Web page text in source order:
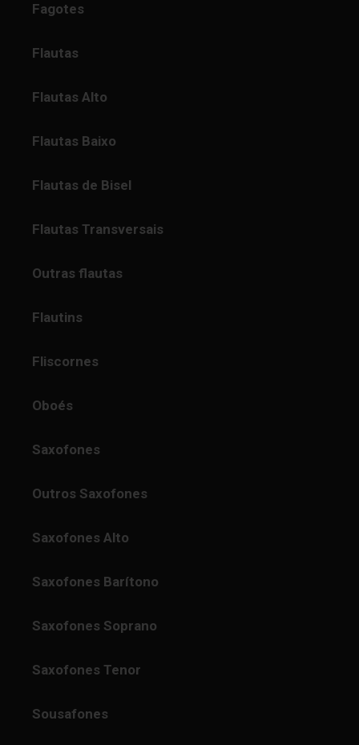
Fagotes
Flautas
Flautas Alto
Flautas Baixo
Flautas de Bisel
Flautas Transversais
Outras flautas
Flautins
Fliscornes
Oboés
Saxofones
Outros Saxofones
Saxofones Alto
Saxofones Barítono
Saxofones Soprano
Saxofones Tenor
Sousafones